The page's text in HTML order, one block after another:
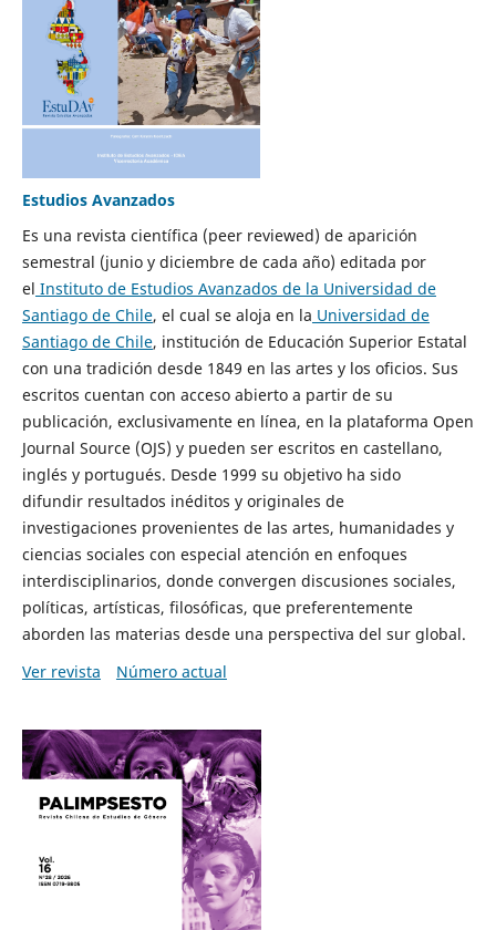
Estudios Avanzados
Es una revista científica (peer reviewed) de aparición
semestral (junio y diciembre de cada año) editada por
el Instituto de Estudios Avanzados de la Universidad de
Santiago de Chile, el cual se aloja en la Universidad de
Santiago de Chile, institución de Educación Superior Estatal
con una tradición desde 1849 en las artes y los oficios. Sus
escritos cuentan con acceso abierto a partir de su
publicación, exclusivamente en línea, en la plataforma Open
Journal Source (OJS) y pueden ser escritos en castellano,
inglés y portugués. Desde 1999 su objetivo ha sido
difundir resultados inéditos y originales de
investigaciones provenientes de las artes, humanidades y
ciencias sociales con especial atención en enfoques
interdisciplinarios, donde convergen discusiones sociales,
políticas, artísticas, filosóficas, que preferentemente
aborden las materias desde una perspectiva del sur global.
Ver revista
Número actual